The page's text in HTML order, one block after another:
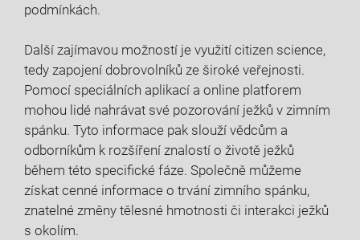
podmínkách.
Další zajímavou možností je využití citizen science,
tedy zapojení dobrovolníků ze široké veřejnosti.
Pomocí speciálních aplikací a online platforem
mohou lidé nahrávat své pozorování ježků v zimním
spánku. Tyto informace pak slouží vědcům a
odborníkům k rozšíření znalostí o životě ježků
během této specifické fáze. Společně můžeme
získat cenné informace o trvání zimního spánku,
znatelné změny tělesné hmotnosti či interakci ježků
s okolím.